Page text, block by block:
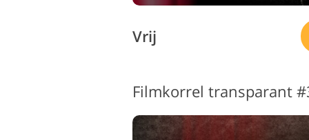
Vrij
Filmkorrel transparant